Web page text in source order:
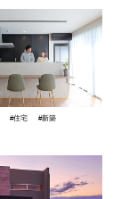
#住宅 #新築